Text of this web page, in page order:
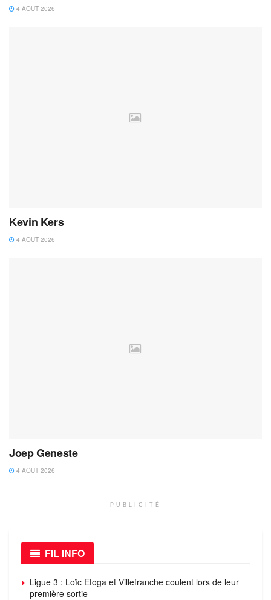
4 AOÛT 2026
Kevin Kers
4 AOÛT 2026
Joep Geneste
4 AOÛT 2026
PUBLICITÉ
FIL INFO
Ligue 3 : Loïc Etoga et Villefranche coulent lors de leur
première sortie